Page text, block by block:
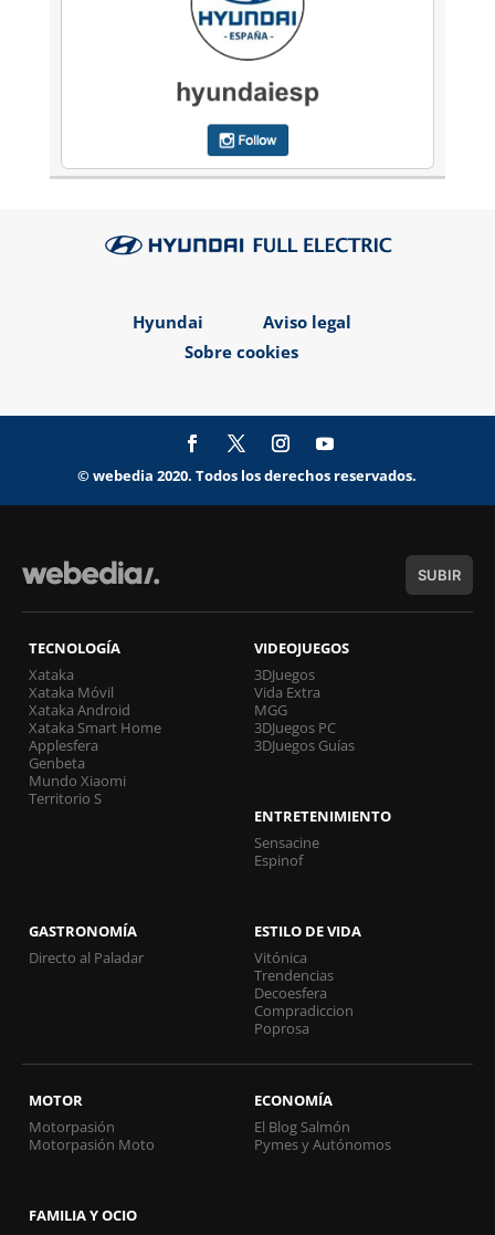
Hyundai
Aviso legal
Sobre cookies
© webedia 2020. Todos los derechos reservados.
SUBIR
TECNOLOGÍA
Xataka
Xataka Móvil
Xataka Android
Xataka Smart Home
Applesfera
Genbeta
Mundo Xiaomi
Territorio S
VIDEOJUEGOS
3DJuegos
Vida Extra
MGG
3DJuegos PC
3DJuegos Guías
ENTRETENIMIENTO
Sensacine
Espinof
GASTRONOMÍA
Directo al Paladar
ESTILO DE VIDA
Vitónica
Trendencias
Decoesfera
Compradiccion
Poprosa
MOTOR
Motorpasión
Motorpasión Moto
ECONOMÍA
El Blog Salmón
Pymes y Autónomos
FAMILIA Y OCIO